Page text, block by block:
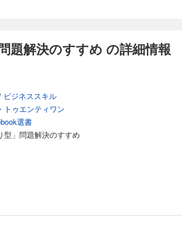
責任が望ましい
説得ではなく納得させる
るから考える
営業のすすめ
納得感を深める
と地理軸で説明する
参与・参画の順になるほどよい
けの「方言」は阻害要因
の合意を狙ってはいけない
流れるような合意がいい
題解決のすすめ の詳細情報
ビジネススキル
トゥエンティワン
選書
型」問題解決のすすめ